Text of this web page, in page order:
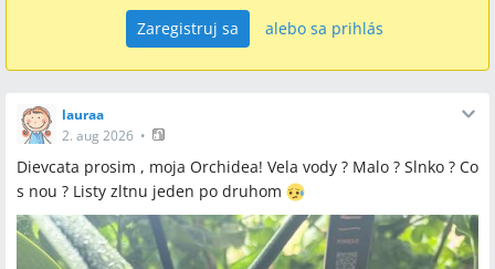
Zaregistruj sa alebo sa prihlás
lauraa
2. aug 2026 •
Dievcata prosim , moja Orchidea! Vela vody ? Malo ? Slnko ? Co
s nou ? Listy zltnu jeden po druhom